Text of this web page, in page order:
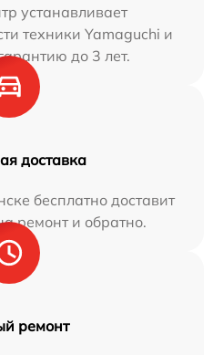
устанавливает
техники Yamaguchi и
до 3 лет.
доставка
бесплатно доставит
ремонт и обратно.
ремонт